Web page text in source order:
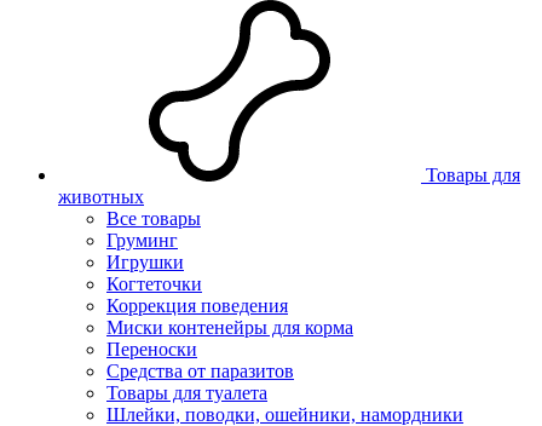
Товары для
животных
Все товары
Груминг
Игрушки
Когтеточки
Коррекция поведения
Миски контенейры для корма
Переноски
Средства от паразитов
Товары для туалета
Шлейки, поводки, ошейники, намордники